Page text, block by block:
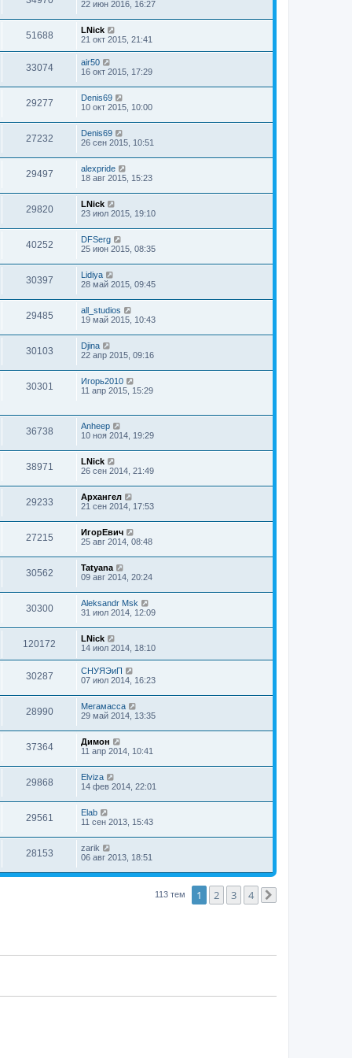
22 июн 2016, 16:27
51688
LNick
21 окт 2015, 21:41
33074
air50
16 окт 2015, 17:29
29277
Denis69
10 окт 2015, 10:00
27232
Denis69
26 сен 2015, 10:51
29497
alexpride
18 авг 2015, 15:23
29820
LNick
23 июл 2015, 19:10
40252
DFSerg
25 июн 2015, 08:35
30397
Lidiya
28 май 2015, 09:45
29485
all_studios
19 май 2015, 10:43
30103
Djina
22 апр 2015, 09:16
30301
Игорь2010
11 апр 2015, 15:29
36738
Anheep
10 ноя 2014, 19:29
38971
LNick
26 сен 2014, 21:49
29233
Архангел
21 сен 2014, 17:53
27215
ИгорЕвич
25 авг 2014, 08:48
30562
Tatyana
09 авг 2014, 20:24
30300
Aleksandr Msk
31 июл 2014, 12:09
120172
LNick
14 июл 2014, 18:10
30287
СНУЯЭиП
07 июл 2014, 16:23
28990
Мегамасса
29 май 2014, 13:35
37364
Димон
11 апр 2014, 10:41
29868
Elviza
14 фев 2014, 22:01
29561
Elab
11 сен 2013, 15:43
28153
zarik
06 авг 2013, 18:51
113 тем 1 2 3 4